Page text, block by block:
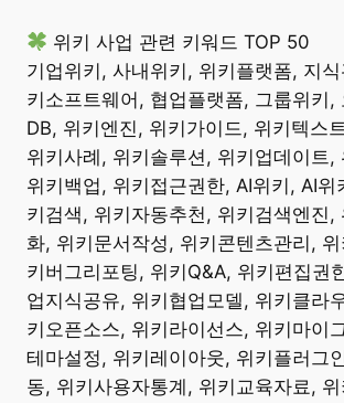
위키 사업 관련 키워드 TOP 50
기업위키, 사내위키, 위키플랫폼, 지
키소프트웨어, 협업플랫폼, 그룹위키,
DB, 위키엔진, 위키가이드, 위키텍스
위키사례, 위키솔루션, 위키업데이트,
위키백업, 위키접근권한, AI위키, AI위
키검색, 위키자동추천, 위키검색엔진,
화, 위키문서작성, 위키콘텐츠관리,
키버그리포팅, 위키Q&A, 위키편집권
업지식공유, 위키협업모델, 위키클라
키오픈소스, 위키라이선스, 위키마이
테마설정, 위키레이아웃, 위키플러그
동, 위키사용자통계, 위키교육자료,